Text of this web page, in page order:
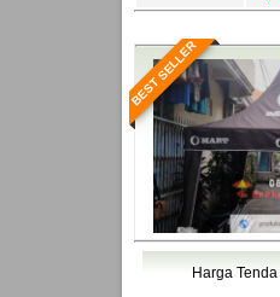
BEST SELLER
Harga